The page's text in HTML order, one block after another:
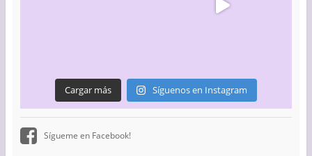
Cargar más Síguenos en Instagram
Sígueme en Facebook!